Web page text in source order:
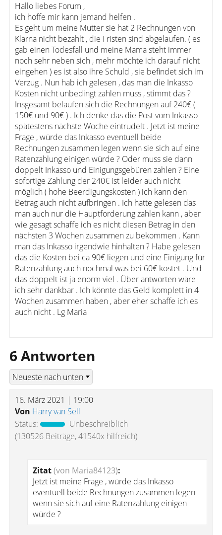
Hallo liebes Forum ,
ich hoffe mir kann jemand helfen .
Es geht um meine Mutter sie hat 2 Rechnungen von
Klarna nicht bezahlt , die Fristen sind abgelaufen. ( es
gab einen Todesfall und meine Mama steht immer
noch sehr neben sich , mehr möchte ich darauf nicht
eingehen ) es ist also ihre Schuld , sie befindet sich im
Verzug . Nun hab ich gelesen , das man die Inkasso
Kosten nicht unbedingt zahlen muss , stimmt das ?
Insgesamt belaufen sich die Rechnungen auf 240€ (
150€ und 90€ ) . Ich denke das die Post vom Inkasso
spätestens nächste Woche eintrudelt . Jetzt ist meine
Frage , würde das Inkasso eventuell beide
Rechnungen zusammen legen wenn sie sich auf eine
Ratenzahlung einigen würde ? Oder muss sie dann
doppelt Inkasso und Einigungsgebüren zahlen ? Eine
sofortige Zahlung der 240€ ist leider auch nicht
möglich ( hohe Beerdigungskosten ) ich kann den
Betrag auch nicht aufbringen . Ich hatte gelesen das
man auch nur die Hauptforderung zahlen kann , aber
wie gesagt schaffe ich es nicht diesen Betrag in den
nächsten 3 Wochen zusammen zu bekommen . Kann
man das Inkasso irgendwie hinhalten ? Habe gelesen
das die Kosten bei ca 90€ liegen und eine Einigung für
Ratenzahlung auch nochmal was bei 60€ kostet . Und
das doppelt ist ja enorm viel . Über antworten wäre
ich sehr dankbar . Ich könnte das Geld komplett in 4
Wochen zusammen haben , aber eher schaffe ich es
auch nicht . Lg Maria
6 Antworten
16. März 2021 | 19:00
Von Harry van Sell
Status:
Unbeschreiblich
(130526 Beiträge, 41540x hilfreich)
Zitat(von Maria84123):
Jetzt ist meine Frage , würde das Inkasso
eventuell beide Rechnungen zusammen legen
wenn sie sich auf eine Ratenzahlung einigen
würde ?